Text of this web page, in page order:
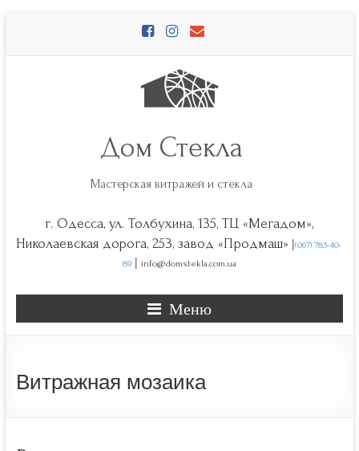
Дом Стекла
Мастерская витражей и стекла
г. Одесса, ул. Толбухина, 135, ТЦ «Мегадом»,
Николаевская дорога, 253, завод «Продмаш» |(067) 783-40-
89| info@domstekla.com.ua
Меню
Витражная мозаика